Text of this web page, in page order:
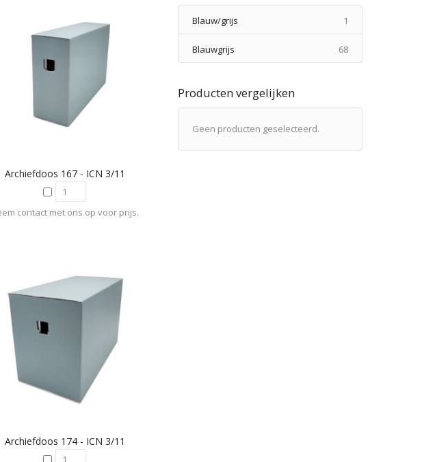
Archiefdoos 167 - ICN 3/11
contact met ons op voor prijs.
Archiefdoos 174 - ICN 3/11
Blauw/grijs 1
Blauwgrijs 68producten
Producten vergelijken
Geen producten geselecteerd.